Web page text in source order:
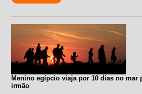
Menino egípcio viaja por 10 dias no mar
irmão